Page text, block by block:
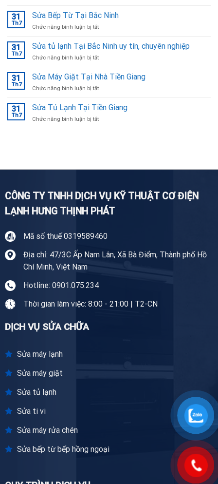
Máy
Tại
Ninh
31
Th7
Sửa Bếp Từ Tại Bắc Ninh
Chức năng bình luận bị tắtở
Bếp
Tại
Ninh
31
Th7
Sửa tủ lạnh Tại Bắc Ninh uy tín, chuyên nghiệp
Chức năng bình luận bị tắtở
tủ
Tại
Ninh
31
Th7
Sửa Máy Giặt Tại Nhà Tiền Giang
Chức năng bình luận bị tắtở
Máy
Giặt
Tại
31
Th7
Sửa Tủ Lạnh Tại Tiền Giang
Chức năng bình luận bị tắtở
Giang
CÔNG TY TNHH DỊCH VỤ KỸ THUẬT CƠ ĐIỆN
LẠNH HƯNG THỊNH PHÁT
Mã số thuế 0319589460
Địa chỉ: 47/3C Ấp Nam Lân, Xã Bà Điểm, Thành phố Hồ
Chí Minh, Việt Nam
Hotline: 0901.075.234
Thời gian làm việc: 8:00 - 21:00 | T2-CN
DỊCH VỤ SỬA CHỮA
Sửa máy lạnh
Sửa máy giặt
Sửa tủ lạnh
Sửa ti vi
Sửa máy rửa chén
Sửa bếp từ bếp hồng ngoại